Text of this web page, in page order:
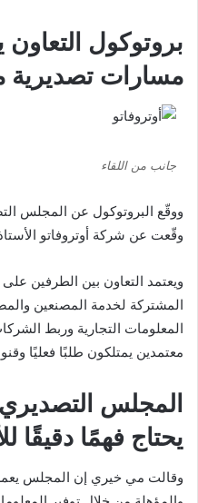
بروتوكول
مسارات تصديرية
جانب من اللقاء
ووقّع البروتوكول عن المجلس
وقّعت عن شركة أوتروفاتو
ويعتمد التعاون بين الطرفين
المشتركة لخدمة المصنعين
المعلومات التجارية وربط
معتمدين يمتلكون طلبًا فعليًا
المجلس
يحتاج فهمًا دقيقًا
وقالت مي خيري إن المجلس